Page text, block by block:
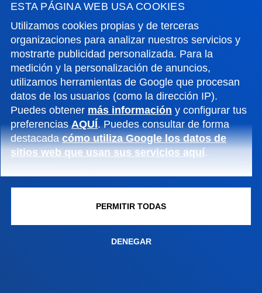
ESTA PÁGINA WEB USA COOKIES
Utilizamos cookies propias y de terceras
organizaciones para analizar nuestros servicios y
mostrarte publicidad personalizada. Para la
medición y la personalización de anuncios,
utilizamos herramientas de Google que procesan
datos de los usuarios (como la dirección IP).
Puedes obtener más información y configurar tus
preferenciasAQUÍ. Puedes consultar de forma
destacadacómo utiliza Google los datos de
sitios web que usan sus servicios aquí.
PERMITIR TODAS
DENEGAR
Sede Vitoria
Conoce la sede
+34 945 010 114
Contacto
Sede Madrid
Conoce la sede
+34 915 77 61 89
Contacto
Buzón de sugerencias